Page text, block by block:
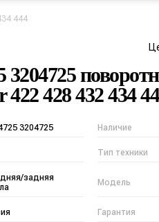
444
3204725
428 432 434
3204725 Наличие
Тип техники
задняя
Модель
Гарантия